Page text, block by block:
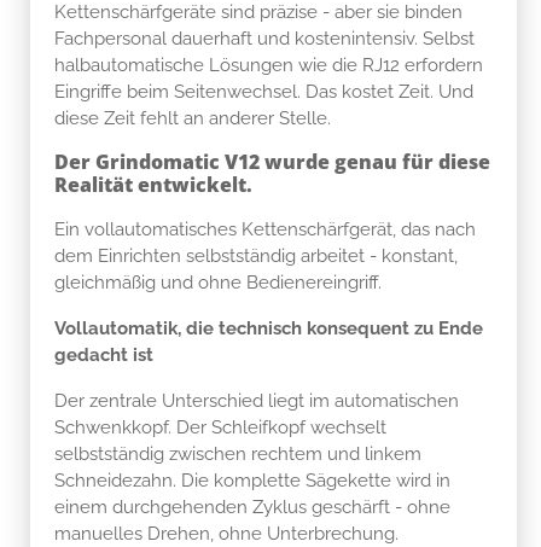
Kettenschärfgeräte sind präzise - aber sie binden
Fachpersonal dauerhaft und kostenintensiv. Selbst
halbautomatische Lösungen wie die RJ12 erfordern
Eingriffe beim Seitenwechsel. Das kostet Zeit. Und
diese Zeit fehlt an anderer Stelle.
Der Grindomatic V12 wurde genau für diese
Realität entwickelt.
Ein vollautomatisches Kettenschärfgerät, das nach
dem Einrichten selbstständig arbeitet - konstant,
gleichmäßig und ohne Bedienereingriff.
Vollautomatik, die technisch konsequent zu Ende
gedacht ist
Der zentrale Unterschied liegt im automatischen
Schwenkkopf. Der Schleifkopf wechselt
selbstständig zwischen rechtem und linkem
Schneidezahn. Die komplette Sägekette wird in
einem durchgehenden Zyklus geschärft - ohne
manuelles Drehen, ohne Unterbrechung.